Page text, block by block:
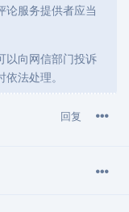
论服务提供者应当
以向网信部门投诉
法处理。
回复